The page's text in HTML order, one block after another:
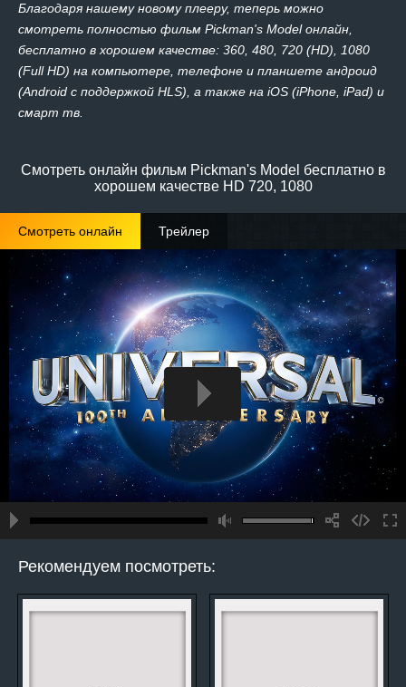
Благодаря нашему новому плееру, теперь можно
смотреть полностью фильм Pickman's Model онлайн,
бесплатно в хорошем качестве: 360, 480, 720 (HD), 1080
(Full HD) на компьютере, телефоне и планшете андроид
(Android с поддержкой HLS), а также на iOS (iPhone, iPad) и
смарт тв.
Смотреть онлайн фильм Pickman's Model бесплатно в
хорошем качестве HD 720, 1080
Смотреть онлайн Трейлер
Рекомендуем посмотреть: